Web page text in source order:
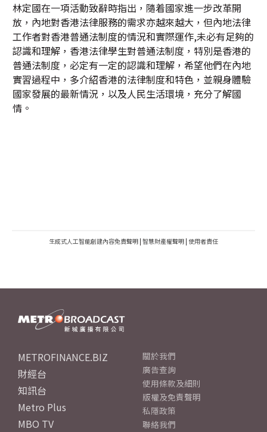
林定國在一項活動致辭時指出，隨着國家進一步改革開
放，內地對香港法律服務的需求亦越來越大，但內地法律
工作者對香港普通法制度的情況和實際運作,未必有足夠的
認識和理解，香港法律學生對普通法制度，特別是香港的
普通法制度，必定有一定的認識和理解，希望他們在內地
實習過程中，多介紹香港的法律制度和特色，並親身體驗
國家發展的最新情況，以及人民生活環境，充分了解國
情。
生成式人工智能創建內容免責聲明 | 智慧財產權聲明 | 使用者責任
METROFINANCE.BIZ
財經台
知訊台
Metro Plus
MBO TV
關於我們
廣告查詢
使用條款及細則
版權及免責聲明
私隱政策
聯絡我們